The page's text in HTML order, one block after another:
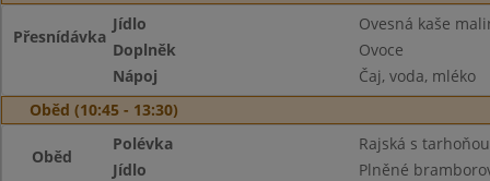
Přesnídávka
Jídlo
Ovesná kaše
Doplněk
Ovoce
Nápoj
Čaj, voda, mléko
Oběd (10:45 - 13:30)
Oběd
Polévka
Rajská s tarhoňou
Jídlo
Plněné